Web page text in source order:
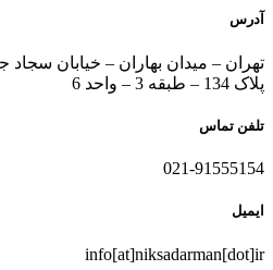
آدرس
تهران – میدان بهاران – خیابان
پلاک 134 – طبقه 3 – واحد 6
تلفن تماس
021-91555154
ایمیل
info[at]niksadarman[dot]ir